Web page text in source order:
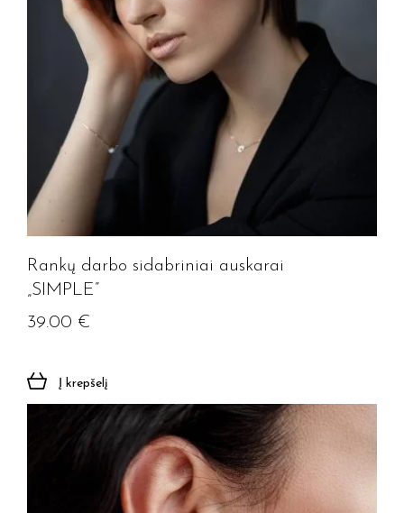
Rankų darbo sidabriniai auskarai
„SIMPLE”
39.00 €
Į krepšelį